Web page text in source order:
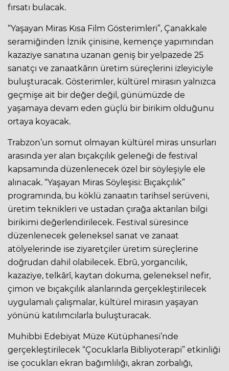
fırsatı bulacak.
“Yaşayan Miras Kısa Film Gösterimleri”, Çanakkale
seramiğinden İznik çinisine, kemençe yapımından
kazaziye sanatına uzanan geniş bir yelpazede 25
sanatçı ve zanaatkârın üretim süreçlerini izleyiciyle
buluşturacak. Gösterimler, kültürel mirasın yalnızca
geçmişe ait bir değer değil, günümüzde de
yaşamaya devam eden güçlü bir birikim olduğunu
ortaya koyacak.
Trabzon’un somut olmayan kültürel miras unsurları
arasında yer alan bıçakçılık geleneği de festival
kapsamında düzenlenecek özel bir söyleşiyle ele
alınacak. “Yaşayan Miras Söyleşisi: Bıçakçılık”
programında, bu köklü zanaatın tarihsel serüveni,
üretim teknikleri ve ustadan çırağa aktarılan bilgi
birikimi değerlendirilecek. Festival süresince
düzenlenecek geleneksel sanat ve zanaat
atölyelerinde ise ziyaretçiler üretim süreçlerine
doğrudan dahil olabilecek. Ebrû, yorgancılık,
kazaziye, telkârî, kaytan dokuma, geleneksel nefir,
çimon ve bıçakçılık alanlarında gerçekleştirilecek
uygulamalı çalışmalar, kültürel mirasın yaşayan
yönünü katılımcılarla buluşturacak.
Muhibbi Edebiyat Müze Kütüphanesi’nde
gerçekleştirilecek “Çocuklarla Bibliyoterapi” etkinliği
ise çocukları ekran bağımlılığı, akran zorbalığı,